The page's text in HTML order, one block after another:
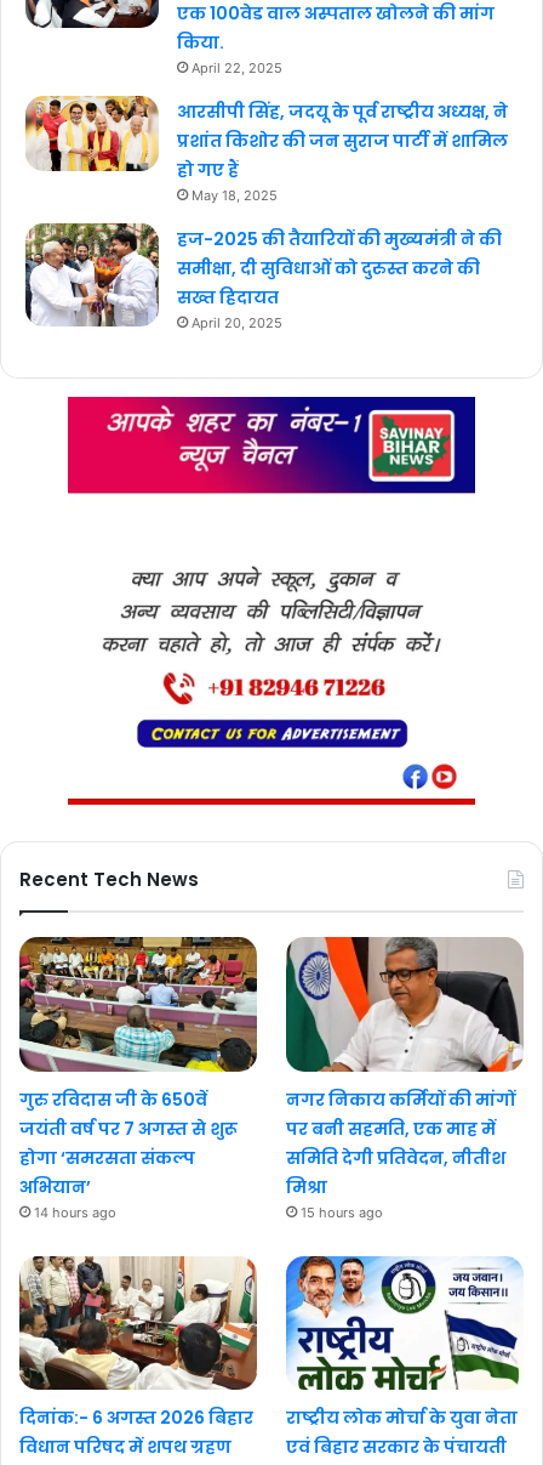
एक 100वेड वाल अस्पताल खोलने की मांग
किया.
April 22, 2025
आरसीपी सिंह, जदयू के पूर्व राष्ट्रीय अध्यक्ष, ने
प्रशांत किशोर की जन सुराज पार्टी में शामिल
हो गए हैं
May 18, 2025
हज-2025 की तैयारियों की मुख्यमंत्री ने की
समीक्षा, दी सुविधाओं को दुरुस्त करने की
सख्त हिदायत
April 20, 2025
Recent Tech News
गुरु रविदास जी के 650वें
जयंती वर्ष पर 7 अगस्त से शुरू
होगा ‘समरसता संकल्प
अभियान’
14 hours ago
नगर निकाय कर्मियों की मांगों
पर बनी सहमति, एक माह में
समिति देगी प्रतिवेदन, नीतीश
मिश्रा
15 hours ago
दिनांक:- 6 अगस्त 2026 बिहार
विधान परिषद में शपथ ग्रहण
राष्ट्रीय लोक मोर्चा के युवा नेता
एवं बिहार सरकार के पंचायती